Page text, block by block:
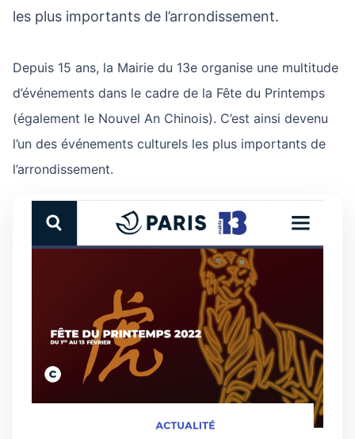
les plus importants de l’arrondissement.
Depuis 15 ans, la Mairie du 13e organise une multitude
d’événements dans le cadre de la Fête du Printemps
(également le Nouvel An Chinois). C’est ainsi devenu
l’un des événements culturels les plus importants de
l’arrondissement.